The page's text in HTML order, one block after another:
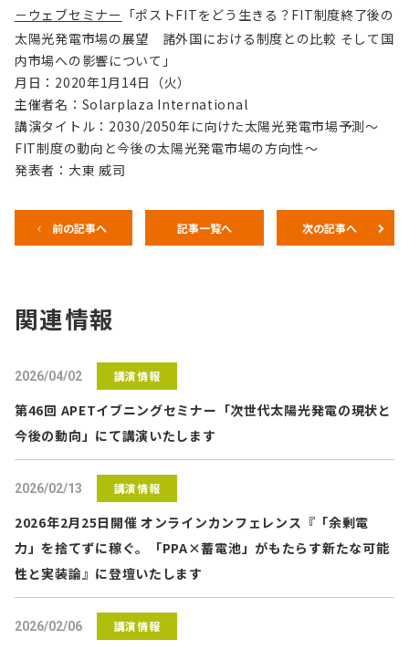
－ウェブセミナー 「ポストFITをどう生きる？FIT制度終了後の
太陽光発電市場の展望 諸外国における制度との比較 そして国
内市場への影響について」
月日：2020年1月14日（火）
主催者名：Solarplaza International
講演タイトル：2030/2050年に向けた太陽光発電市場予測～
FIT制度の動向と今後の太陽光発電市場の方向性～
発表者：大東 威司
前の記事へ 記事一覧へ 次の記事へ
関連情報
2026/04/02 講演情報
第46回 APETイブニングセミナー「次世代太陽光発電の現状と
今後の動向」にて講演いたします
2026/02/13 講演情報
2026年2月25日開催 オンラインカンフェレンス『「余剰電
力」を捨てずに稼ぐ。「PPA×蓄電池」がもたらす新たな可能
性と実装論』に登壇いたします
2026/02/06 講演情報